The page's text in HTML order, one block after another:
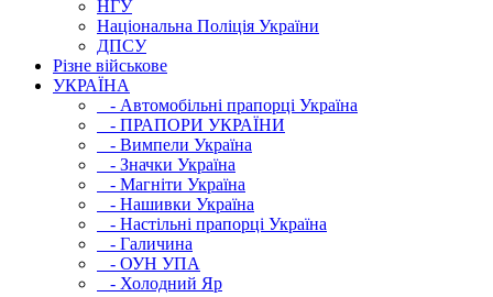
НГУ
Національна Поліція України
ДПСУ
Різне військове
УКРАЇНА
- Автомобільні прапорці Україна
- ПРАПОРИ УКРАЇНИ
- Вимпели Україна
- Значки Україна
- Магніти Україна
- Нашивки Україна
- Настільні прапорці Україна
- Галичина
- ОУН УПА
- Холодний Яр